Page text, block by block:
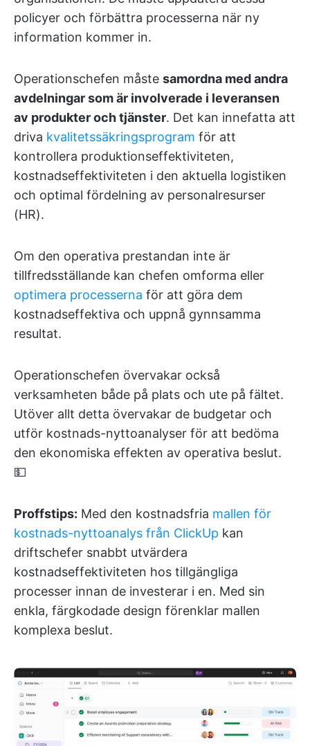
policyer och förbättra processerna när ny
information kommer in.
Operationschefen måste samordna med andra
avdelningar som är involverade i leveransen
av produkter och tjänster. Det kan innefatta att
driva kvalitetssäkringsprogram för att
kontrollera produktionseffektiviteten,
kostnadseffektiviteten i den aktuella logistiken
och optimal fördelning av personalresurser
(HR).
Om den operativa prestandan inte är
tillfredsställande kan chefen omforma eller
optimera processerna för att göra dem
kostnadseffektiva och uppnå gynnsamma
resultat.
Operationschefen övervakar också
verksamheten både på plats och ute på fältet.
Utöver allt detta övervakar de budgetar och
utför kostnads-nyttoanalyser för att bedöma
den ekonomiska effekten av operativa beslut.
💵
Proffstips: Med den kostnadsfria mallen för
kostnads-nyttoanalys från ClickUp kan
driftschefer snabbt utvärdera
kostnadseffektiviteten hos tillgängliga
processer innan de investerar i en. Med sin
enkla, färgkodade design förenklar mallen
komplexa beslut.